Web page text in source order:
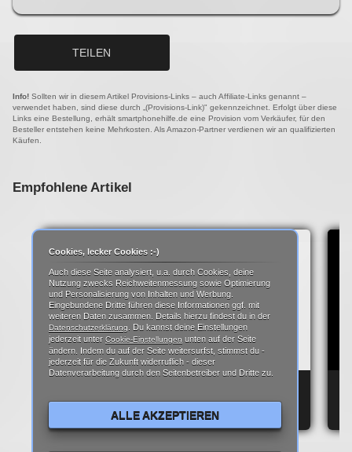
TEILEN
Info! Sollten wir in diesem Artikel Provisions-Links – auch Affiliate-Links genannt –
verwendet haben, sind diese durch „(Provisions-Link)" gekennzeichnet. Erfolgt über diese
Links eine Bestellung, erhält smartphonehilfe.de eine Provision vom Verkäufer, für den
Besteller entstehen keine Mehrkosten. Als Amazon-Partner verdienen wir an qualifizierten
Käufen.
Empfohlene Artikel
STECKT DAHINTER!
Cookies, lecker Cookies :-)
Auch diese Seite analysiert, u.a. durch Cookies, deine
Nutzung zwecks Reichweitenmessung sowie Optimierung
und Personalisierung von Inhalten und Werbung.
Eingebundene Dritte führen diese Informationen ggf. mit
weiteren Daten zusammen. Details hierzu findest du in der
Datenschutzerklärung
. Du kannst deine Einstellungen
jederzeit unter Cookie-Einstellungen unten auf der Seite
ändern. Indem du auf der Seite weitersurfst, stimmst du -
jederzeit für die Zukunft widerruflich - dieser
Datenverarbeitung durch den Seitenbetreiber und Dritte zu.
ALLE AKZEPTIEREN